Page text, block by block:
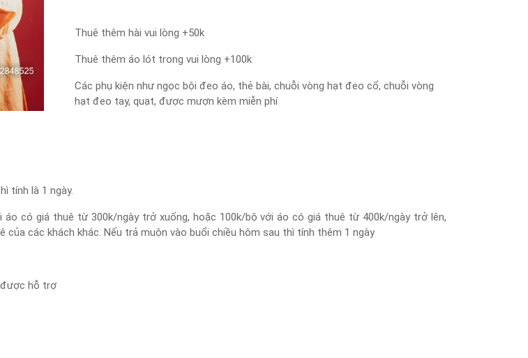
Thuê thêm hài vui lòng +50k
Thuê thêm áo lót trong vui lòng +100k
Các phụ kiện như ngọc bội đeo áo, thẻ bài, chuỗi vòng hạt đeo cổ, chuỗi vòng
hạt đeo tay, quạt, được mượn kèm miễn phí
tính là 1 ngày.
có giá thuê từ 300k/ngày trở xuống, hoặc 100k/bộ với áo có giá thuê từ 400k/ngày trở lên,
của các khách khác. Nếu trả muộn vào buổi chiều hôm sau thì tính thêm 1 ngày
được hỗ trợ